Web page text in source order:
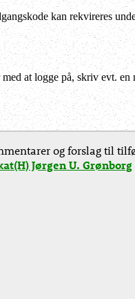
kan rekvireres
at logge på, skriv evt. en
og forslag til
Jørgen U. Grønborg